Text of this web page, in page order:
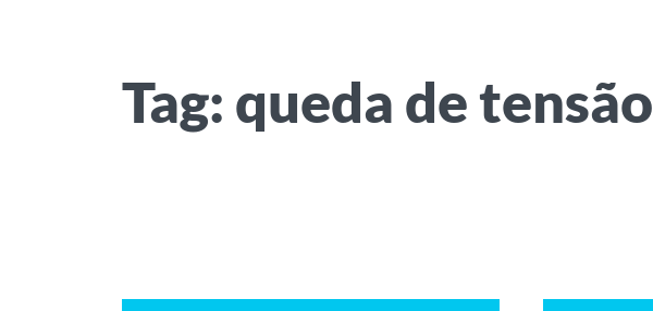
Tag: queda de tensão